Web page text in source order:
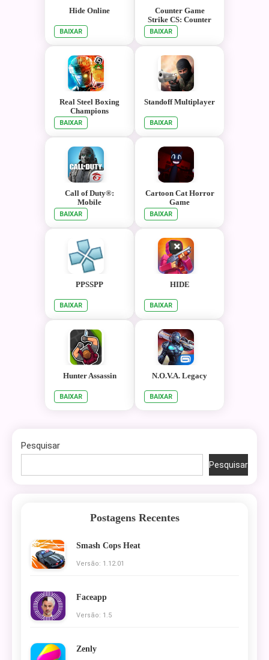
Hide Online
BAIXAR
Counter Game
Strike CS: Counter
Terrorist Mission
BAIXAR
Real Steel Boxing
Champions
BAIXAR
Standoff Multiplayer
BAIXAR
Call of Duty®:
Mobile
BAIXAR
Cartoon Cat Horror
Game
BAIXAR
PPSSPP
BAIXAR
HIDE
BAIXAR
Hunter Assassin
BAIXAR
N.O.V.A. Legacy
BAIXAR
Pesquisar
Pesquisar
Postagens Recentes
Smash Cops Heat
Versão: 1.12.01
Faceapp
Versão: 1.5
Zenly